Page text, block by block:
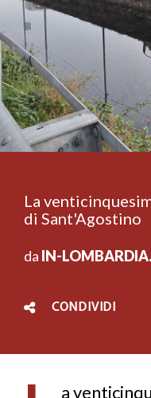
La
di Sant'Agostino
da IN-
CONDIVIDI
a